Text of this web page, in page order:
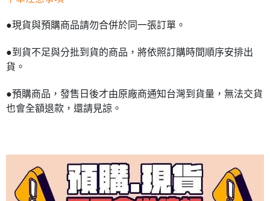
●現貨與預購商品請勿合併於同一張訂單。
●到貨不足與分批到貨的商品，將依照訂購時間順序安排出
貨。
●預購商品，發售日後才由原廠商通知台灣到貨量，無法交貨
也會全額退款，還請見諒。